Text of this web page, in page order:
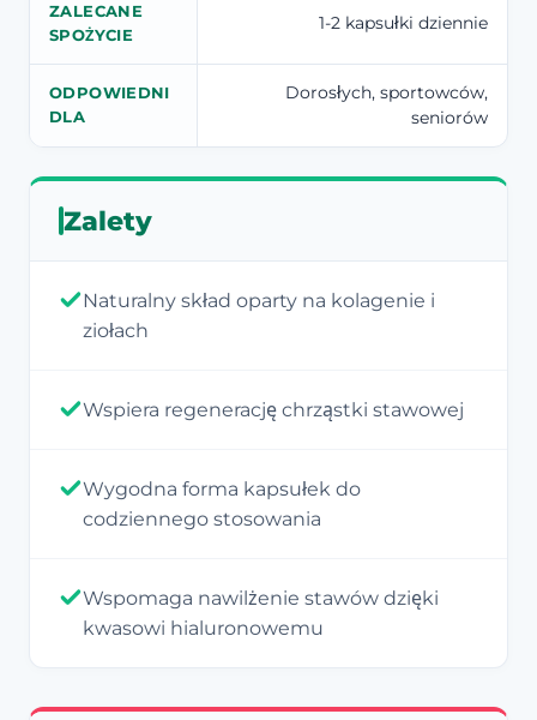
ZALECANE
SPOŻYCIE
1-2 kapsułki dziennie
ODPOWIEDNI
DLA
Dorosłych, sportowców,
seniorów
Zalety
Naturalny skład oparty na kolagenie i
ziołach
Wspiera regenerację chrząstki stawowej
Wygodna forma kapsułek do
codziennego stosowania
Wspomaga nawilżenie stawów dzięki
kwasowi hialuronowemu